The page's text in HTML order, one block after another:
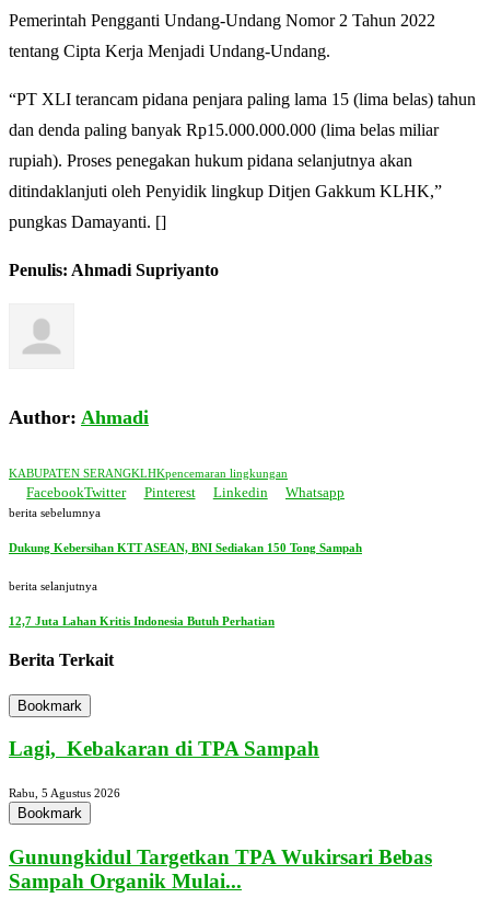
Pemerintah Pengganti Undang-Undang Nomor 2 Tahun 2022
tentang Cipta Kerja Menjadi Undang-Undang.
“PT XLI terancam pidana penjara paling lama 15 (lima belas) tahun
dan denda paling banyak Rp15.000.000.000 (lima belas miliar
rupiah). Proses penegakan hukum pidana selanjutnya akan
ditindaklanjuti oleh Penyidik lingkup Ditjen Gakkum KLHK,”
pungkas Damayanti. []
Penulis: Ahmadi Supriyanto
Author: Ahmadi
KABUPATEN SERANGKLHKpencemaran lingkungan
FacebookTwitter Pinterest Linkedin Whatsapp
berita sebelumnya
Dukung Kebersihan KTT ASEAN, BNI Sediakan 150 Tong Sampah
berita selanjutnya
12,7 Juta Lahan Kritis Indonesia Butuh Perhatian
Berita Terkait
Bookmark
Lagi, Kebakaran di TPA Sampah
Rabu, 5 Agustus 2026
Bookmark
Gunungkidul Targetkan TPA Wukirsari Bebas
Sampah Organik Mulai...